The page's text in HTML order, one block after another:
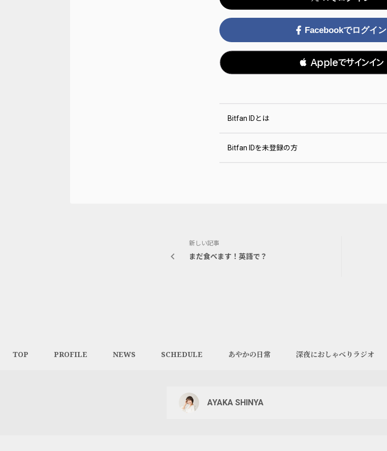
Facebookでログイン
 Appleでサインイン
Bitfan IDとは
Bitfan IDを未登録の方
新しい記事
まだ食べます！英語で？
TOP PROFILE NEWS SCHEDULE あやかの日常 深夜におしゃべりラジオ
AYAKA SHINYA